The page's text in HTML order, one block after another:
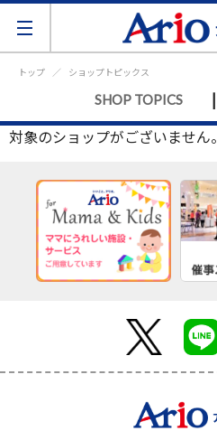
トップ ショップトピックス
SHOP TOPICS |
対象のショップがございません。